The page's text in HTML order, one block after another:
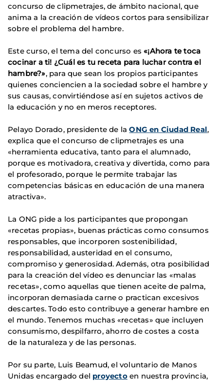
concurso de clipmetrajes, de ámbito nacional, que
anima a la creación de vídeos cortos para sensibilizar
sobre el problema del hambre.
Este curso, el tema del concurso es«¡Ahora te toca
cocinar a ti! ¿Cuál es tu receta para luchar contra el
hambre?», para que sean los propios participantes
quienes conciencien a la sociedad sobre el hambre y
sus causas, convirtiéndose así en sujetos activos de
la educación y no en meros receptores.
Pelayo Dorado, presidente de laONG en Ciudad Real,
explica que el concurso de clipmetrajes es una
«herramienta educativa, tanto para el alumnado,
porque es motivadora, creativa y divertida, como para
el profesorado, porque le permite trabajar las
competencias básicas en educación de una manera
atractiva».
La ONG pide a los participantes que propongan
«recetas propias», buenas prácticas como consumos
responsables, que incorporen sostenibilidad,
responsabilidad, austeridad en el consumo,
compromiso y generosidad. Además, otra posibilidad
para la creación del vídeo es denunciar las «malas
recetas», como aquellas que tienen aceite de palma,
incorporan demasiada carne o practican excesivos
descartes. Todo esto contribuye a generar hambre en
el mundo. Tenemos muchas «recetas» que incluyen
consumismo, despilfarro, ahorro de costes a costa
de la naturaleza y de las personas.
Por su parte, Luis Beamud, el voluntario de Manos
Unidas encargado del proyectoen nuestra provincia,